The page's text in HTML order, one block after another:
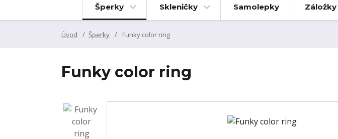
Šperky Skleničky Samolepky
Úvod Šperky Funky color ring
Funky color ring